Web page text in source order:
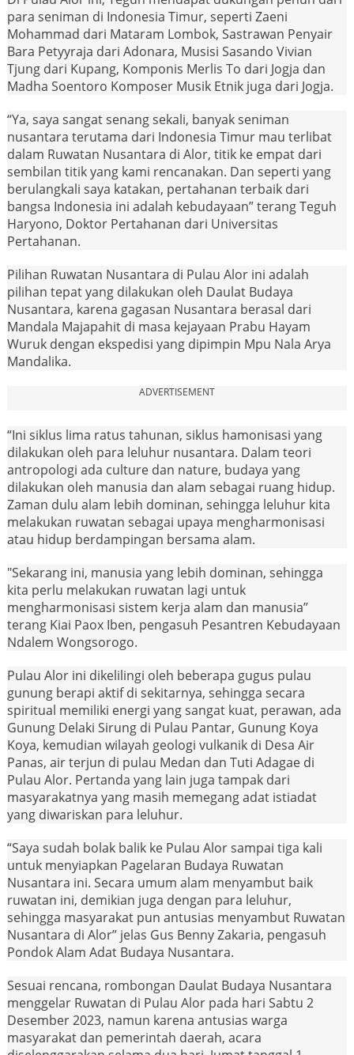
para seniman di Indonesia Timur, seperti Zaeni
Mohammad dari Mataram Lombok, Sastrawan Penyair
Bara Petyyraja dari Adonara, Musisi Sasando Vivian
Tjung dari Kupang, Komponis Merlis To dari Jogja dan
Madha Soentoro Komposer Musik Etnik juga dari Jogja.
“Ya, saya sangat senang sekali, banyak seniman
nusantara terutama dari Indonesia Timur mau terlibat
dalam Ruwatan Nusantara di Alor, titik ke empat dari
sembilan titik yang kami rencanakan. Dan seperti yang
berulangkali saya katakan, pertahanan terbaik dari
bangsa Indonesia ini adalah kebudayaan” terang Teguh
Haryono, Doktor Pertahanan dari Universitas
Pertahanan.
Pilihan Ruwatan Nusantara di Pulau Alor ini adalah
pilihan tepat yang dilakukan oleh Daulat Budaya
Nusantara, karena gagasan Nusantara berasal dari
Mandala Majapahit di masa kejayaan Prabu Hayam
Wuruk dengan ekspedisi yang dipimpin Mpu Nala Arya
Mandalika.
ADVERTISEMENT
“Ini siklus lima ratus tahunan, siklus hamonisasi yang
dilakukan oleh para leluhur nusantara. Dalam teori
antropologi ada culture dan nature, budaya yang
dilakukan oleh manusia dan alam sebagai ruang hidup.
Zaman dulu alam lebih dominan, sehingga leluhur kita
melakukan ruwatan sebagai upaya mengharmonisasi
atau hidup berdampingan bersama alam.
"Sekarang ini, manusia yang lebih dominan, sehingga
kita perlu melakukan ruwatan lagi untuk
mengharmonisasi sistem kerja alam dan manusia”
terang Kiai Paox Iben, pengasuh Pesantren Kebudayaan
Ndalem Wongsorogo.
Pulau Alor ini dikelilingi oleh beberapa gugus pulau
gunung berapi aktif di sekitarnya, sehingga secara
spiritual memiliki energi yang sangat kuat, perawan, ada
Gunung Delaki Sirung di Pulau Pantar, Gunung Koya
Koya, kemudian wilayah geologi vulkanik di Desa Air
Panas, air terjun di pulau Medan dan Tuti Adagae di
Pulau Alor. Pertanda yang lain juga tampak dari
masyarakatnya yang masih memegang adat istiadat
yang diwariskan para leluhur.
“Saya sudah bolak balik ke Pulau Alor sampai tiga kali
untuk menyiapkan Pagelaran Budaya Ruwatan
Nusantara ini. Secara umum alam menyambut baik
ruwatan ini, demikian juga dengan para leluhur,
sehingga masyarakat pun antusias menyambut Ruwatan
Nusantara di Alor” jelas Gus Benny Zakaria, pengasuh
Pondok Alam Adat Budaya Nusantara.
Sesuai rencana, rombongan Daulat Budaya Nusantara
menggelar Ruwatan di Pulau Alor pada hari Sabtu 2
Desember 2023, namun karena antusias warga
masyarakat dan pemerintah daerah, acara